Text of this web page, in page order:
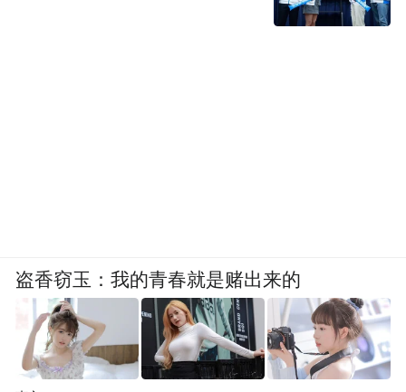
盗香窃玉：我的青春就是赌出来的